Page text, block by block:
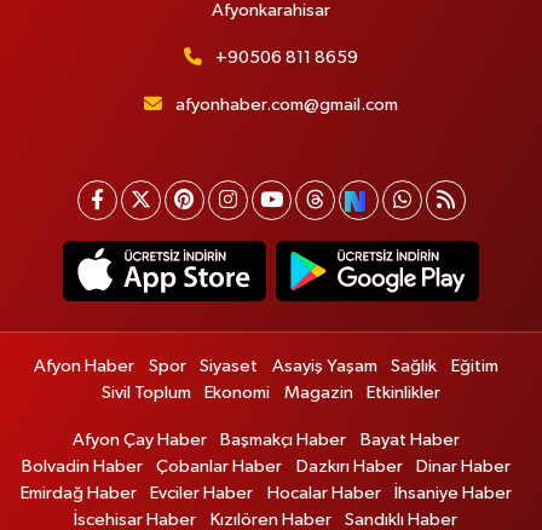
Afyonkarahisar
+90506 811 8659
afyonhaber.com@gmail.com
Afyon Haber Spor Siyaset Asayiş Yaşam Sağlık
Eğitim
Sivil Toplum
Ekonomi Magazin Etkinlikler
Afyon Çay Haber Başmakçı Haber
Bayat Haber
Bolvadin Haber
Çobanlar Haber Dazkırı Haber
Dinar Haber
Emirdağ Haber
Evciler Haber Hocalar Haber
İhsaniye Haber
İscehisar Haber
Kızılören Haber Sandıklı Haber